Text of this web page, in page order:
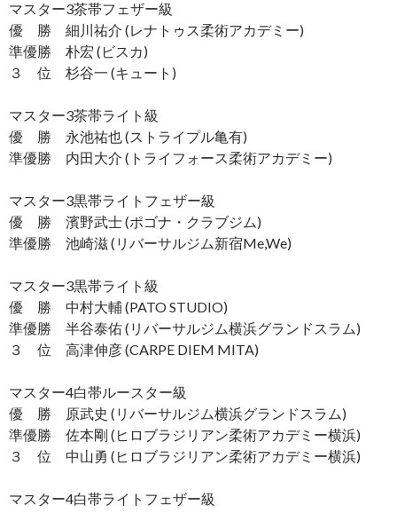
マスター3茶帯フェザー級
優 勝 細川祐介 (レナトゥス柔術アカデミー)
準優勝 朴宏 (ビスカ)
３ 位 杉谷一 (キュート)
マスター3茶帯ライト級
優 勝 永池祐也 (ストライプル亀有)
準優勝 内田大介 (トライフォース柔術アカデミー)
マスター3黒帯ライトフェザー級
優 勝 濱野武士 (ポゴナ・クラブジム)
準優勝 池崎滋 (リバーサルジム新宿Me,We)
マスター3黒帯ライト級
優 勝 中村大輔 (PATO STUDIO)
準優勝 半谷泰佑 (リバーサルジム横浜グランドスラム)
３ 位 高津伸彦 (CARPE DIEM MITA)
マスター4白帯ルースター級
優 勝 原武史 (リバーサルジム横浜グランドスラム)
準優勝 佐本剛 (ヒロブラジリアン柔術アカデミー横浜)
３ 位 中山勇 (ヒロブラジリアン柔術アカデミー横浜)
マスター4白帯ライトフェザー級